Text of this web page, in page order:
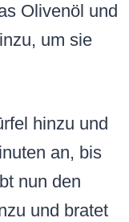
Olivenöl und
um sie
hinzu und
an, bis
nun den
und bratet